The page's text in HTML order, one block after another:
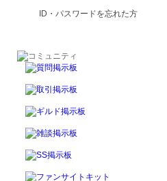
ID・パスワードを忘れた方